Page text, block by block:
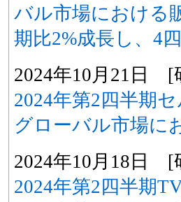
バル市場における
期比2%成長し、4
2024年10月21日 [
2024年第2四半期
グローバル市場に
2024年10月18日 [
2024年第2四半期